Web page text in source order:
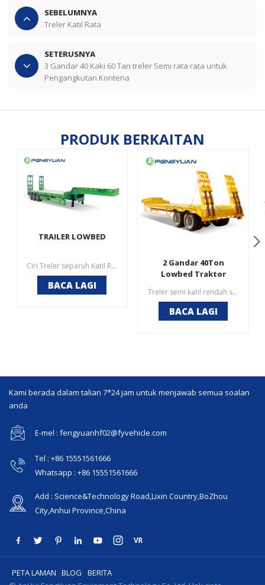
SEBELUMNYA
Treler Katil Rata
SETERUSNYA
3 Gandar 40 Kaki 60 Tan treler Semi rata rata untuk
Pengangkutan Kontena
PRODUK BERKAITAN
TRAILER LOWBED
Ciri Treler separuh Katil Rendah 3 Gandar1. Panjang permukaan yang dioptimumkan untuk pemuatan yang lebih baik, pusat graviti yang lebih rendah dan keselamatan yang lebih baik2. Beban mata tinggi kerana jarak anggota silang yang sempit3. Gandar diperbuat daripada jenama pengeluar terkenal seperti FUWA BPW4. Suspensi udara adalah dengan peranti mengangkat untuk operasi yang lebih mudah
BACA LAGI
2 Gandar 40Ton
Lowbed Traktor
Treler semi katil rendah seperti dikenali sebagai treler katil rendah, treler lowboy .secara amnya terdapat digunakan untuk mengangkut jentera pembinaan dan peralatan besar .Secara amnya, banyak tempat adalah terhad, terutamanya di beberapa jambatan .penggunaan treler katil rata tidak boleh diangkut, jadi orang ramai menggunakan katil rendah treler separuh untuk pengangkutan.
BACA LAGI
Kami berada dalam talian 7*24 jam untuk menjawab semua soalan
anda
E-mel : fengyuanhf02@fyvehicle.com
Tel : +86 15551561666
Whatsapp : +86 15551561666
Add : Science&Technology Road,Lixin Country,BoZhou
City,Anhui Province,China
PETA LAMAN BLOG
BERITA